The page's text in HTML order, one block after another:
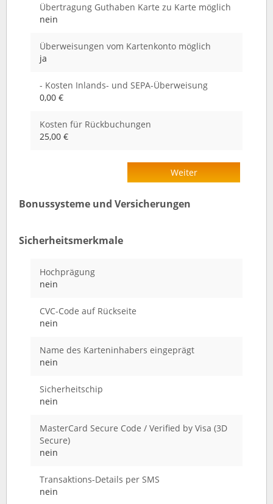
Übertragung Guthaben Karte zu Karte möglich
nein
Überweisungen vom Kartenkonto möglich
ja
- Kosten Inlands- und SEPA-Überweisung
0,00 €
Kosten für Rückbuchungen
25,00 €
Weiter
Bonussysteme und Versicherungen
Sicherheitsmerkmale
Hochprägung
nein
CVC-Code auf Rückseite
nein
Name des Karteninhabers eingeprägt
nein
Sicherheitschip
nein
MasterCard Secure Code / Verified by Visa (3D
Secure)
nein
Transaktions-Details per SMS
nein